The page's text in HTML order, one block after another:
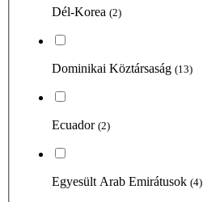
Dél-Korea (2)
Dominikai Köztársaság (13)
Ecuador (2)
Egyesült Arab Emirátusok (4)